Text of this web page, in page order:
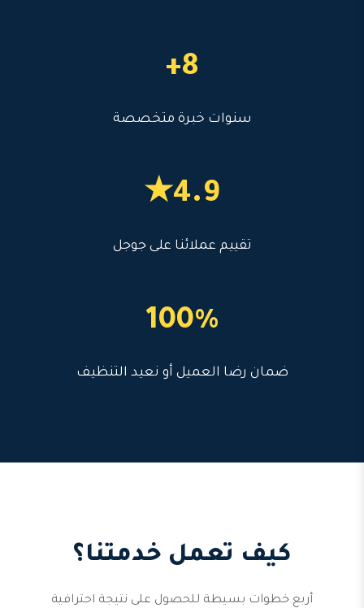
8+
سنوات خبرة متخصصة
4.9★
تقييم عملائنا على جوجل
100%
ضمان رضا العميل أو نعيد التنظيف
كيف تعمل خدمتنا؟
أربع خطوات بسيطة للحصول على نتيجة احترافية